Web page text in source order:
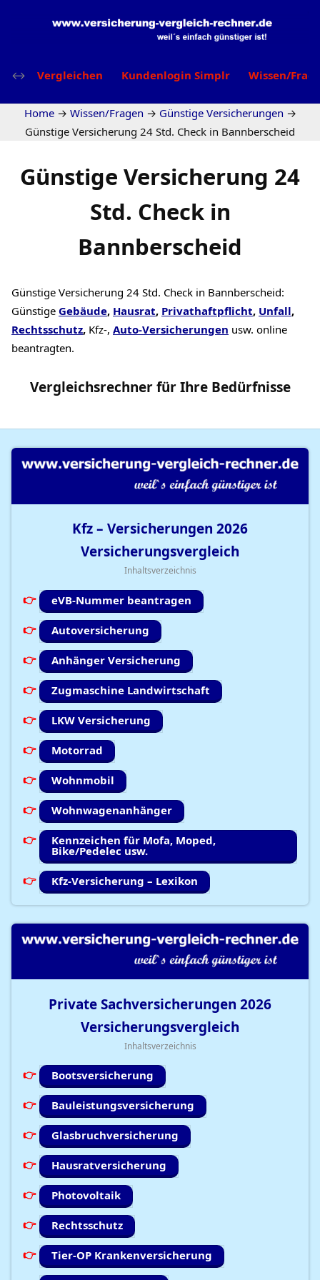
Vergleichen Kundenlogin Simplr Wissen/
Home → Wissen/Fragen → Günstige Versicherungen →
Günstige Versicherung 24 Std. Check in Bannberscheid
Günstige Versicherung 24
Std. Check in
Bannberscheid
Günstige Versicherung 24 Std. Check in Bannberscheid:
Günstige Gebäude, Hausrat, Privathaftpflicht, Unfall,
Rechtsschutz, Kfz-, Auto-Versicherungen usw. online
beantragten.
Vergleichsrechnerfür Ihre Bedürfnisse
Kfz – Versicherungen 2026
Versicherungsvergleich
Inhaltsverzeichnis
eVB-Nummer beantragen
Autoversicherung
Anhänger Versicherung
Zugmaschine Landwirtschaft
LKW Versicherung
Motorrad
Wohnmobil
Wohnwagenanhänger
Kennzeichen für Mofa, Moped,
Bike/Pedelec usw.
Kfz-Versicherung – Lexikon
Private Sachversicherungen 2026
Versicherungsvergleich
Inhaltsverzeichnis
Bootsversicherung
Bauleistungsversicherung
Glasbruchversicherung
Hausratversicherung
Photovoltaik
Rechtsschutz
Tier-OP Krankenversicherung